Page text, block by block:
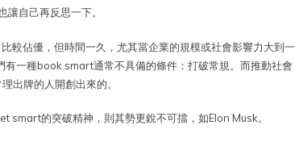
自己再反思一下。
較佔優，但時間一久，尤其當企業的規模或社會影響力大到一
一種book smart通常不具備的條件：打破常規。而推動社會
出牌的人開創出來的。
的突破精神，則其勢更銳不可擋，如Elon Musk。